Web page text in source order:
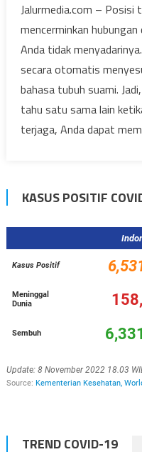
Jalurmedia.com – Posisi
mencerminkan
Anda tidak
secara otomatis
bahasa tubuh suami.
tahu satu sama lain
terjaga, Anda dapat
KASUS POSITIF
TREND COVID-19